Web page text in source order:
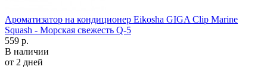
Ароматизатор на кондиционер Eikosha GIGA Clip Marine
Squash - Морская свежесть Q-5
559 р.
В наличии
от 2 дней